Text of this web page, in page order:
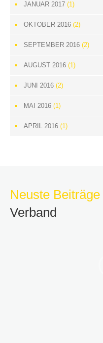
JANUAR 2017 (1)
OKTOBER 2016 (2)
SEPTEMBER 2016 (2)
AUGUST 2016 (1)
JUNI 2016 (2)
MAI 2016 (1)
APRIL 2016 (1)
Neuste Beiträge
Verband